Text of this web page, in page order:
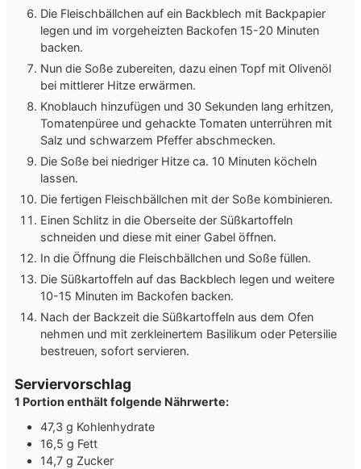
Die Fleischbällchen auf ein Backblech mit Backpapier
legen und im vorgeheizten Backofen 15-20 Minuten
backen.
Nun die Soße zubereiten, dazu einen Topf mit Olivenöl
bei mittlerer Hitze erwärmen.
Knoblauch hinzufügen und 30 Sekunden lang erhitzen,
Tomatenpüree und gehackte Tomaten unterrühren mit
Salz und schwarzem Pfeffer abschmecken.
Die Soße bei niedriger Hitze ca. 10 Minuten köcheln
lassen.
Die fertigen Fleischbällchen mit der Soße kombinieren.
Einen Schlitz in die Oberseite der Süßkartoffeln
schneiden und diese mit einer Gabel öffnen.
In die Öffnung die Fleischbällchen und Soße füllen.
Die Süßkartoffeln auf das Backblech legen und weitere
10-15 Minuten im Backofen backen.
Nach der Backzeit die Süßkartoffeln aus dem Ofen
nehmen und mit zerkleinertem Basilikum oder Petersilie
bestreuen, sofort servieren.
Serviervorschlag
1 Portion enthält folgende Nährwerte:
47,3 g Kohlenhydrate
16,5 g Fett
14,7 g Zucker